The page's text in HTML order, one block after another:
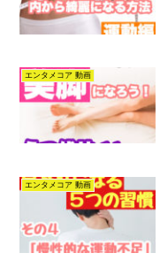
エンタメコア 動画
エンタメコア 動画